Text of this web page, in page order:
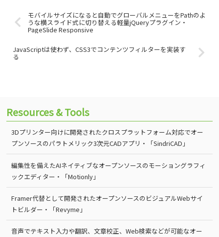
モバイルサイズになると自動でグローバルメニューをPathのよ
うな横スライド式に切り替える軽量jQueryプラグイン・
PageSlide Responsive
JavaScriptは使わず、CSS3でコンテンツフィルターを実装す
る
Resources & Tools
3Dプリンター向けに開発されたクロスプラットフォーム対応でオー
プンソースのパラトメリック3次元CADアプリ・「SindriCAD」
編集性を備えたAIネイティブなオープンソースのモーショングラフィ
ックエディター・「Motionly」
Framer代替として開発されたオープンソースのビジュアルWebサイ
トビルダー・「Revyme」
音声でテキスト入力や翻訳、文章校正、Web検索などが可能なオー